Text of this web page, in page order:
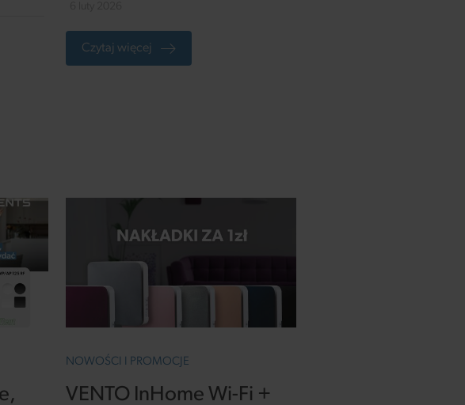
przedstawicieli branży
wnętrzarskiej i budowlanej.
Czytaj więcej
NOWOŚCI I PROMOCJE
VENTO InHome Wi-Fi +